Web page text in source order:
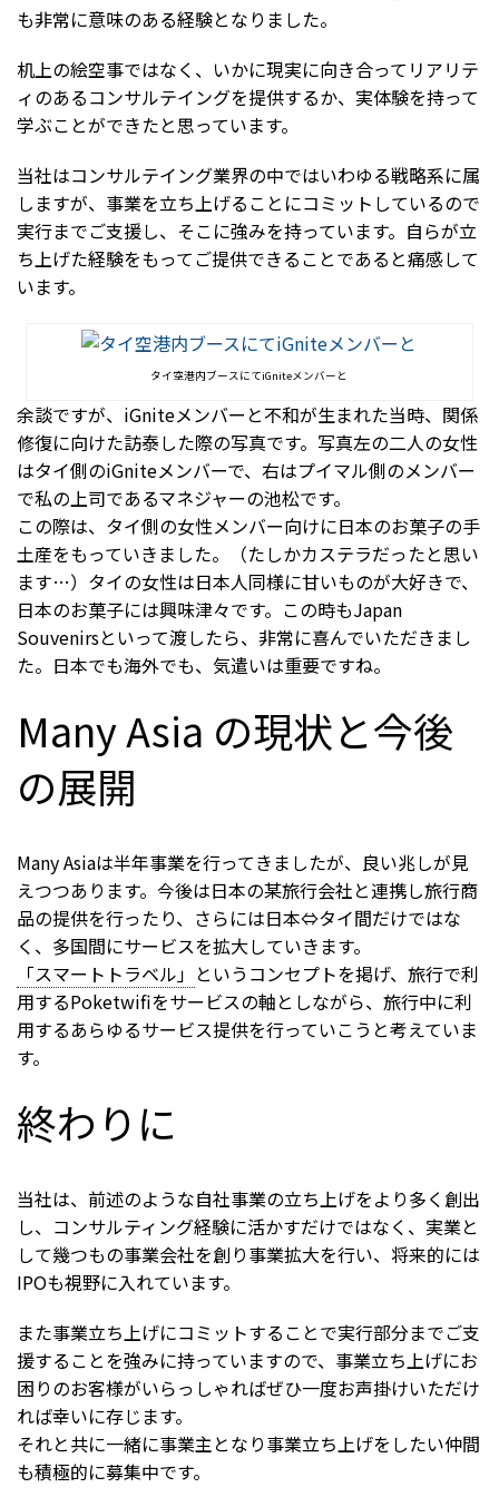
も非常に意味のある経験となりました。
机上の絵空事ではなく、いかに現実に向き合ってリアリテ
ィのあるコンサルテイングを提供するか、実体験を持って
学ぶことができたと思っています。
当社はコンサルテイング業界の中ではいわゆる戦略系に属
しますが、事業を立ち上げることにコミットしているので
実行までご支援し、そこに強みを持っています。自らが立
ち上げた経験をもってご提供できることであると痛感して
います。
タイ空港内ブースにてiGniteメンバーと
余談ですが、iGniteメンバーと不和が生まれた当時、関係
修復に向けた訪泰した際の写真です。写真左の二人の女性
はタイ側のiGniteメンバーで、右はプイマル側のメンバー
で私の上司であるマネジャーの池松です。
この際は、タイ側の女性メンバー向けに日本のお菓子の手
土産をもっていきました。（たしかカステラだったと思い
ます…）タイの女性は日本人同様に甘いものが大好きで、
日本のお菓子には興味津々です。この時もJapan
Souvenirsといって渡したら、非常に喜んでいただきまし
た。日本でも海外でも、気遣いは重要ですね。
Many Asia の現状と今後
の展開
Many Asiaは半年事業を行ってきましたが、良い兆しが見
えつつあります。今後は日本の某旅行会社と連携し旅行商
品の提供を行ったり、さらには日本⇔タイ間だけではな
く、多国間にサービスを拡大していきます。
「スマートトラベル」 というコンセプトを掲げ、旅行で利
用するPoketwifiをサービスの軸としながら、旅行中に利
用するあらゆるサービス提供を行っていこうと考えていま
す。
終わりに
当社は、前述のような自社事業の立ち上げをより多く創出
し、コンサルティング経験に活かすだけではなく、実業と
して幾つもの事業会社を創り事業拡大を行い、将来的には
IPOも視野に入れています。
また事業立ち上げにコミットすることで実行部分までご支
援することを強みに持っていますので、事業立ち上げにお
困りのお客様がいらっしゃればぜひ一度お声掛けいただけ
れば幸いに存じます。
それと共に一緒に事業主となり事業立ち上げをしたい仲間
も積極的に募集中です。